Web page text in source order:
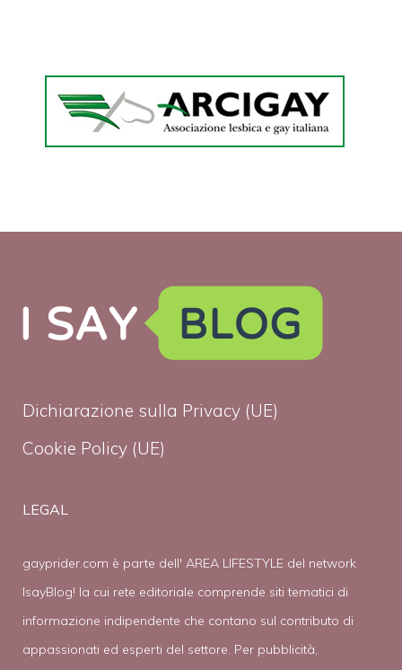
Dichiarazione sulla Privacy (UE)
Cookie Policy (UE)
LEGAL
gayprider.com è parte dell' AREA LIFESTYLE del network
IsayBlog! la cui rete editoriale comprende siti tematici di
informazione indipendente che contano sul contributo di
appassionati ed esperti del settore. Per pubblicità,